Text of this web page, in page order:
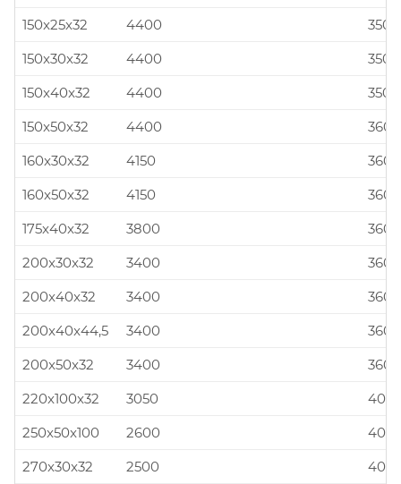
150x25x32
4400
150x30x32
4400
150x40x32
4400
150x50x32
4400
160x30x32
4150
160x50x32
4150
175x40x32
3800
200x30x32
3400
200x40x32
3400
200x40x44,5
3400
200x50x32
3400
220x100x32
3050
250x50x100
2600
270x30x32
2500